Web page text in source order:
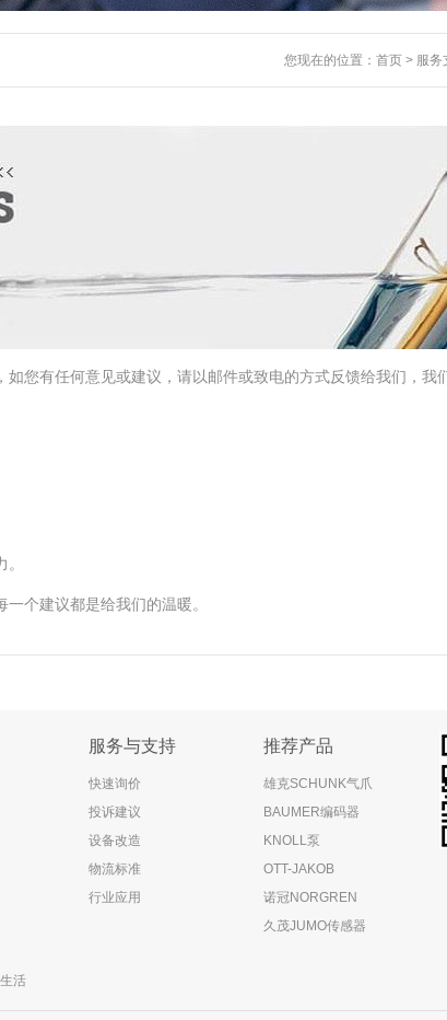
您现在的位置： 首页 > 服务
您有任何意见或建议，请以邮件或致电的方式反馈给我们，我
个建议都是给我们的温暖。
服务与支持
快速询价
投诉建议
设备改造
物流标准
行业应用
推荐产品
雄克SCHUNK气爪
BAUMER编码器
KNOLL泵
OTT-JAKOB
诺冠NORGREN
久茂JUMO传感器
活